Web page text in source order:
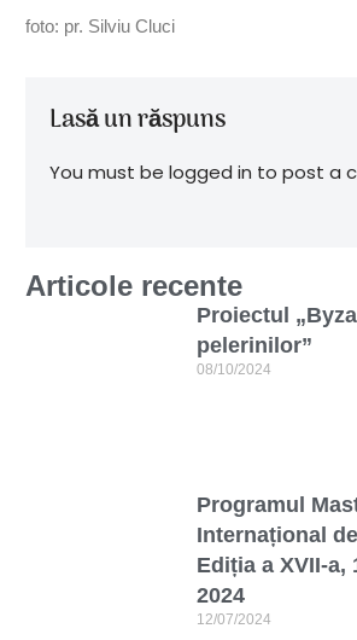
foto: pr. Silviu Cluci
Lasă un răspuns
You must be logged in to post a
Articole recente
Proiectul
pelerinilor”
08/10/2024
Programul
Internațional
Ediția a XVII-a,
2024
12/07/2024